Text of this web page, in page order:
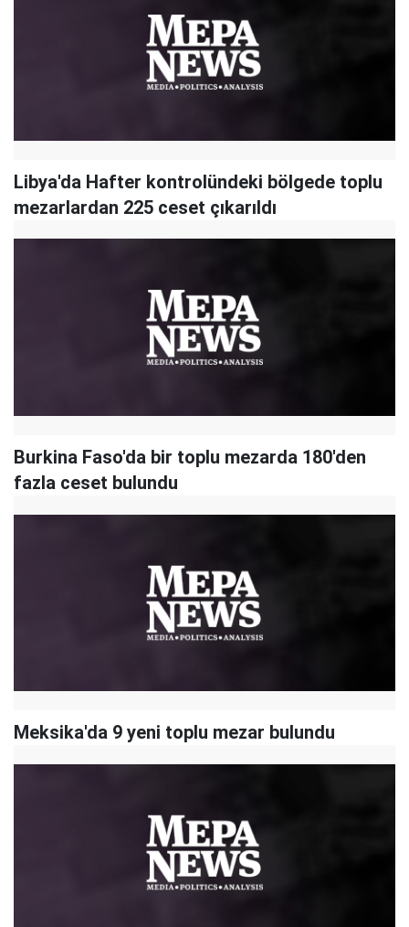
Libya'da Hafter kontrolündeki bölgede toplu
mezarlardan 225 ceset çıkarıldı
Burkina Faso'da bir toplu mezarda 180'den
fazla ceset bulundu
Meksika'da 9 yeni toplu mezar bulundu